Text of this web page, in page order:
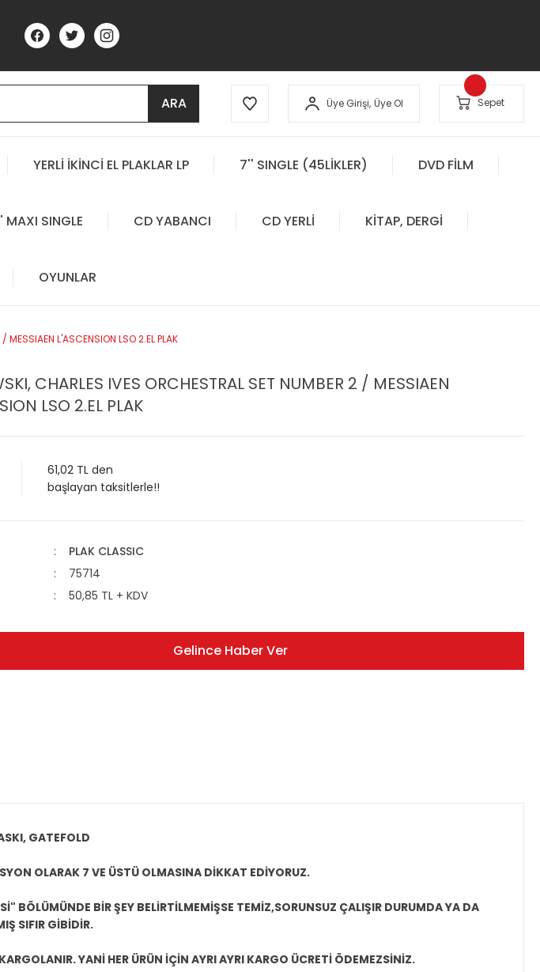
ARA Üye Girişi, Üye Ol Sepet
YERLİ İKİNCİ EL PLAKLAR LP 7'' SINGLE (45LİKLER) DVD FİLM
MAXI SINGLE CD YABANCI CD YERLİ KİTAP, DERGİ
OYUNLAR
L'ASCENSION LSO 2.EL PLAK
CHARLES IVES ORCHESTRAL SET NUMBER 2 / MESSIAEN
LSO 2.EL PLAK
61,02 TL den
başlayan taksitlerle!!
PLAK CLASSIC
75714
50,85 TL + KDV
Gelince Haber Ver
GATEFOLD
OLARAK 7 VE ÜSTÜ OLMASINA DİKKAT EDİYORUZ.
BÖLÜMÜNDE BİR ŞEY BELİRTİLMEMİŞSE TEMİZ,SORUNSUZ ÇALIŞIR DURUMDA YA DA
SIFIR GİBİDİR.
YANİ HER ÜRÜN İÇİN AYRI AYRI KARGO ÜCRETİ ÖDEMEZSİNİZ.